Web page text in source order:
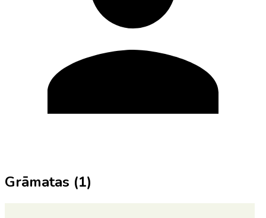
Grāmatas (1)